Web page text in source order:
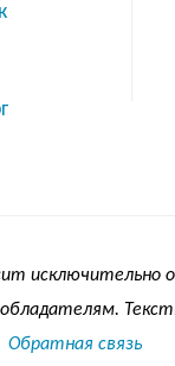
Обратная связь